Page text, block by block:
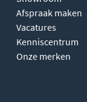
Afspraak maken
Vacatures
Kenniscentrum
Onze merken